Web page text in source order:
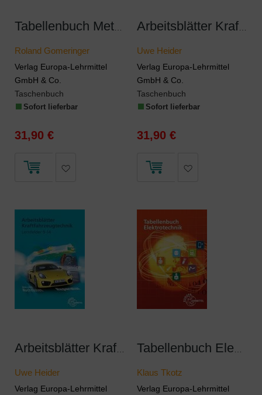
Roland Gomeringer
Verlag Europa-Lehrmittel
GmbH & Co.
Taschenbuch
Sofort lieferbar
31,90 €
Arbeitsblätter Kraftfahrzeugtechnik Lernfelder 5-8
Uwe Heider
Verlag Europa-Lehrmittel
GmbH & Co.
Taschenbuch
Sofort lieferbar
31,90 €
Uwe Heider
Verlag Europa-Lehrmittel
Klaus Tkotz
Verlag Europa-Lehrmittel